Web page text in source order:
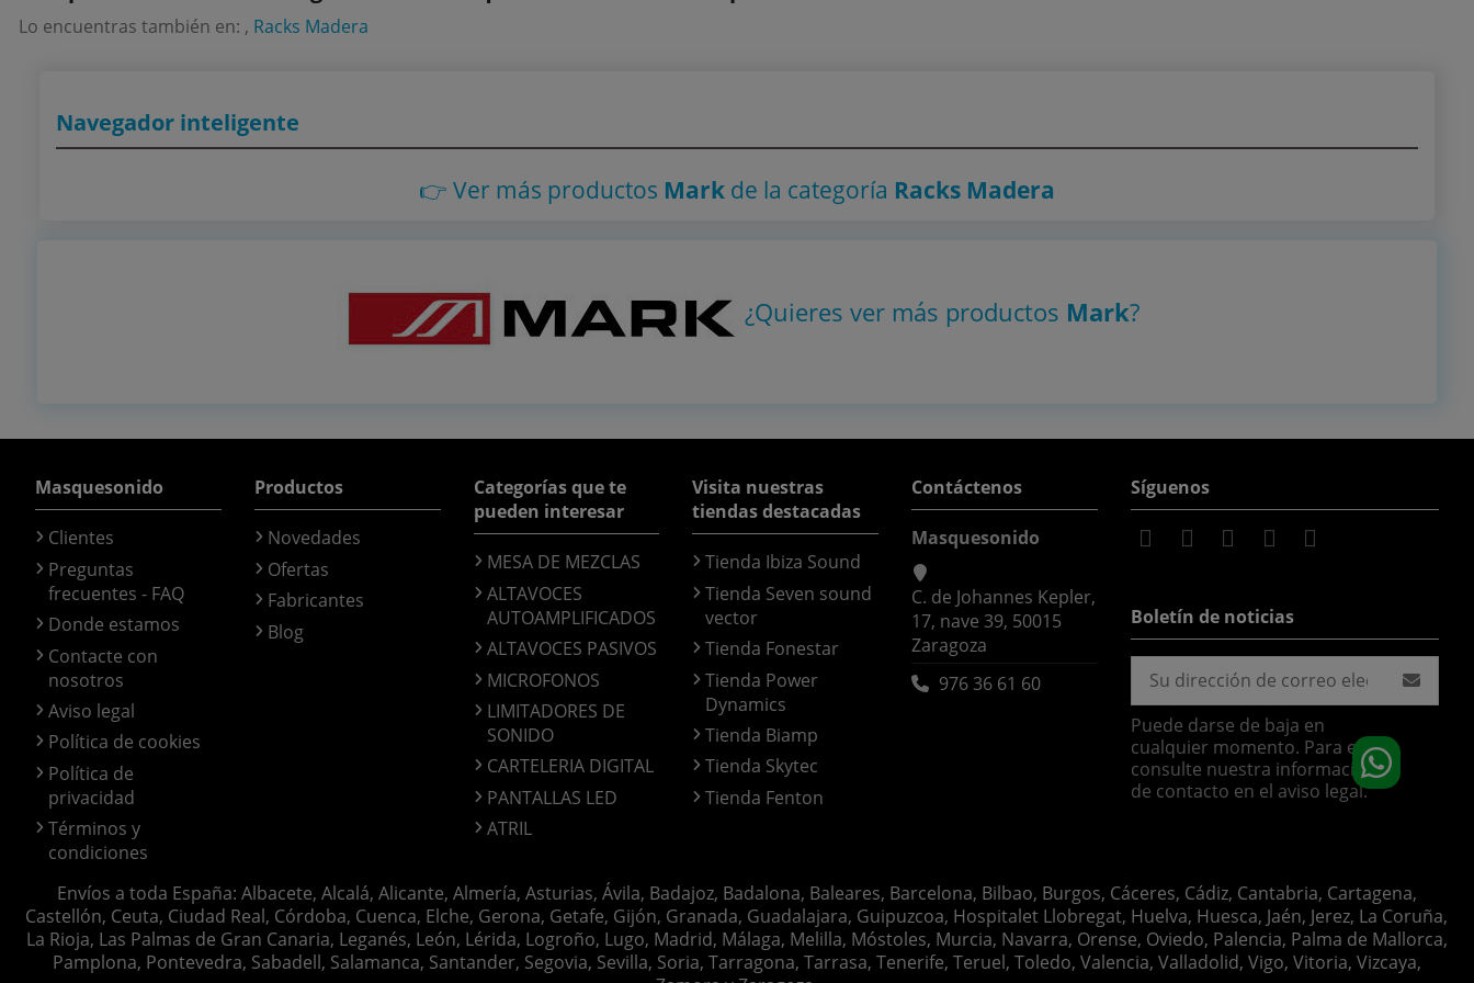
Lo encuentras también en: , Racks Madera
Navegador inteligente
👉 Ver más productos Markde la categoría Racks Madera
¿Quieres ver más productos Mark?
Masquesonido
Clientes
Preguntas
frecuentes - FAQ
Donde estamos
Contacte con
nosotros
Aviso legal
Política de cookies
Política de
privacidad
Términos y
condiciones
Productos
Novedades
Ofertas
Fabricantes
Blog
Categorías que te
pueden interesar
MESA DE MEZCLAS
ALTAVOCES
AUTOAMPLIFICADOS
ALTAVOCES PASIVOS
MICROFONOS
LIMITADORES DE
SONIDO
CARTELERIA DIGITAL
PANTALLAS LED
ATRIL
Visita nuestras
tiendas destacadas
Tienda Ibiza Sound
Tienda Seven sound
vector
Tienda Fonestar
Tienda Power
Dynamics
Tienda Biamp
Tienda Skytec
Tienda Fenton
Contáctenos
Masquesonido
C. de Johannes Kepler,
17, nave 39, 50015
Zaragoza
976 36 61 60
Síguenos
Boletín de noticias
Puede darse de baja en
cualquier momento. Para ello,
consulte nuestra información
de contacto en el aviso legal.
Envíos a toda España: Albacete, Alcalá, Alicante, Almería, Asturias, Ávila, Badajoz, Badalona, Baleares, Barcelona, Bilbao, Burgos, Cáceres, Cádiz, Cantabria, Cartagena,
Castellón, Ceuta, Ciudad Real, Córdoba, Cuenca, Elche, Gerona, Getafe, Gijón, Granada, Guadalajara, Guipuzcoa, Hospitalet Llobregat, Huelva, Huesca, Jaén, Jerez, La Coruña,
La Rioja, Las Palmas de Gran Canaria, Leganés, León, Lérida, Logroño, Lugo, Madrid, Málaga, Melilla, Móstoles, Murcia, Navarra, Orense, Oviedo, Palencia, Palma de Mallorca,
Pamplona, Pontevedra, Sabadell, Salamanca, Santander, Segovia, Sevilla, Soria, Tarragona, Tarrasa, Tenerife, Teruel, Toledo, Valencia, Valladolid, Vigo, Vitoria, Vizcaya,